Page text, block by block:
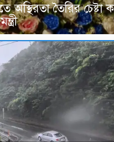
অস্থিরতা তৈরির চেষ্টা